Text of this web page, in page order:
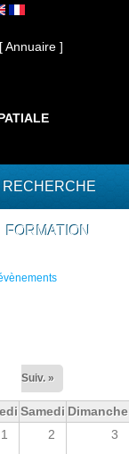
[ Annuaire ]
FORMATION
Suiv. »
Samedi Dimanche
1 2 3